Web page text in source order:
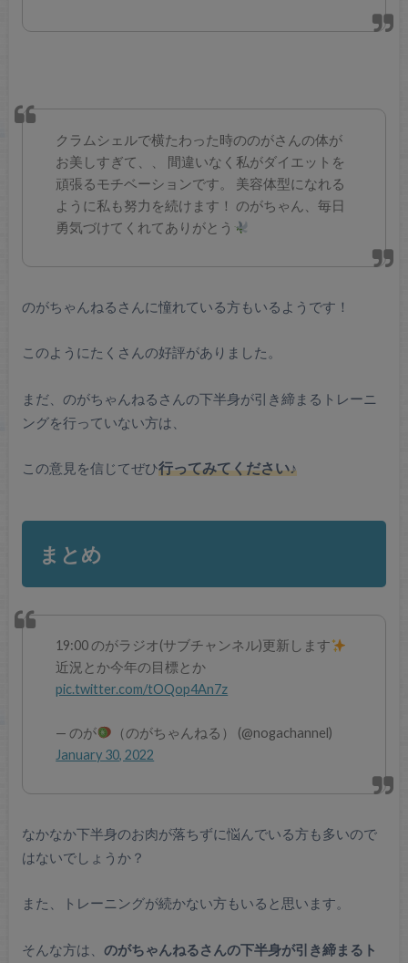
クラムシェルで横たわった時ののがさんの体が
お美しすぎて、、
間違いなく私がダイエットを
頑張るモチベーションです。
美容体型になれる
ように私も努力を続けます！
のがちゃん、毎日
勇気づけてくれてありがとう
のがちゃんねるさんに憧れている方もいるようです！
このようにたくさんの好評がありました。
まだ、のがちゃんねるさんの下半身が引き締まるトレーニ
ングを行っていない方は、
この意見を信じてぜひ行ってみてください♪
まとめ
19:00 のがラジオ(サブチャンネル)更新します
近況とか今年の目標とか
pic.twitter.com/tOQop4An7z
— のが
（のがちゃんねる） (@nogachannel)
January 30, 2022
なかなか下半身のお肉が落ちずに悩んでいる方も多いので
はないでしょうか？
また、トレーニングが続かない方もいると思います。
そんな方は、 のがちゃんねるさんの下半身が引き締まるト